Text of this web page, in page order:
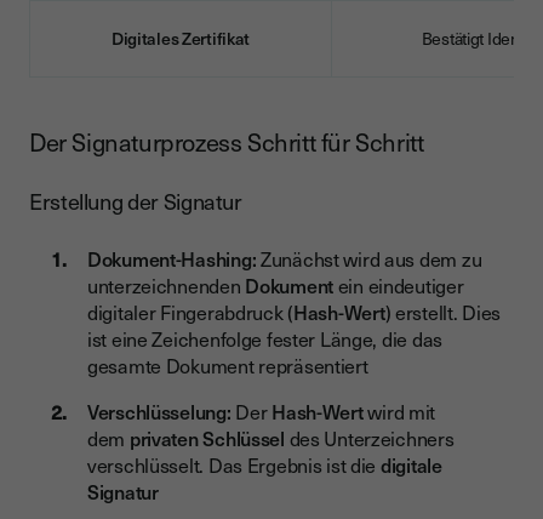
Digitales Zertifikat Bestätigt
Der Signaturprozess Schritt für Schritt
Erstellung der Signatur
Dokument-Hashing:Zunächst wird aus dem zu
unterzeichnenden Dokumentein eindeutiger
digitaler Fingerabdruck (Hash-Wert) erstellt. Dies
ist eine Zeichenfolge fester Länge, die das
gesamte Dokument repräsentiert
Verschlüsselung: DerHash-Wertwird mit
dem privaten Schlüssel des Unterzeichners
verschlüsselt. Das Ergebnis ist die digitale
Signatur